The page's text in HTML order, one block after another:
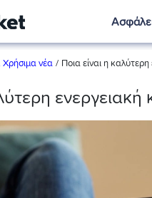
Χρήσιμα νέα / Ποια είναι η
ενεργειακή